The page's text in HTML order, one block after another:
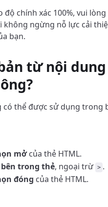
chính xác 100%, vui lòng
không ngừng nỗ lực cải
bạn.
từ nội
có thể được sử dụng
mởcủa thẻ HTML.
trong thẻ, ngoại trừ > .
đóng của thẻ HTML.